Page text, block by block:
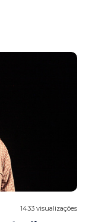
1433 visualizações